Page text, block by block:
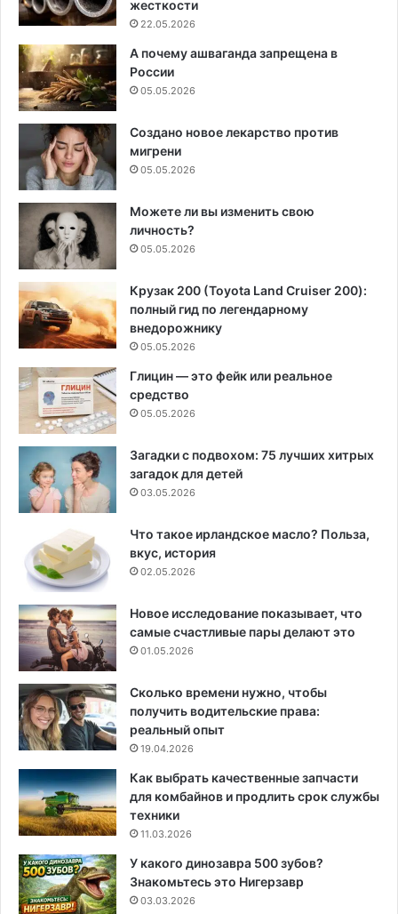
жесткости
22.05.2026
А почему ашваганда запрещена в
России
05.05.2026
Создано новое лекарство против
мигрени
05.05.2026
Можете ли вы изменить свою
личность?
05.05.2026
Крузак 200 (Toyota Land Cruiser 200):
полный гид по легендарному
внедорожнику
05.05.2026
Глицин — это фейк или реальное
средство
05.05.2026
Загадки с подвохом: 75 лучших хитрых
загадок для детей
03.05.2026
Что такое ирландское масло? Польза,
вкус, история
02.05.2026
Новое исследование показывает, что
самые счастливые пары делают это
01.05.2026
Сколько времени нужно, чтобы
получить водительские права:
реальный опыт
19.04.2026
Как выбрать качественные запчасти
для комбайнов и продлить срок службы
техники
11.03.2026
У какого динозавра 500 зубов?
Знакомьтесь это Нигерзавр
03.03.2026